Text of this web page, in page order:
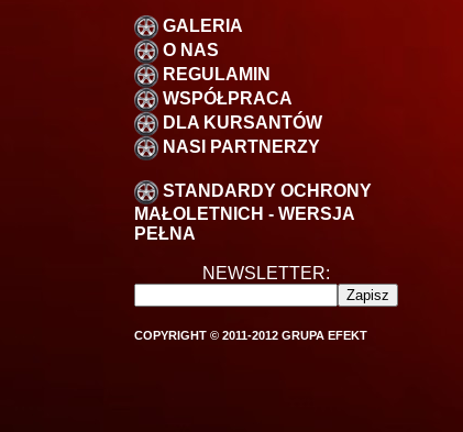
GALERIA
O NAS
REGULAMIN
WSPÓŁPRACA
DLA KURSANTÓW
NASI PARTNERZY
STANDARDY OCHRONY
MAŁOLETNICH - WERSJA
PEŁNA
NEWSLETTER:
COPYRIGHT © 2011-2012 GRUPA EFEKT